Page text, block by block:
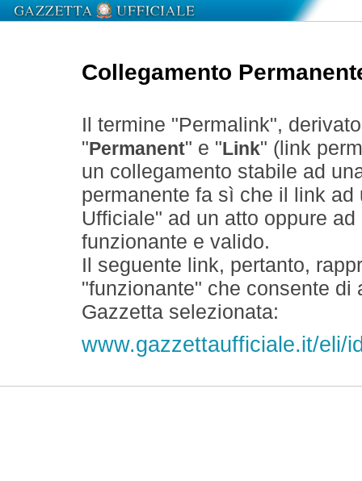
Collegamento
Il termine "Permalink",
" Permanent" e " Link" (link
un collegamento stabile ad
permanente fa sì che il link
Ufficiale" ad un atto oppure
funzionante e valido.
Il seguente link, pertanto,
"funzionante" che consente
Gazzetta selezionata:
www.gazzettaufficiale.it/eli/